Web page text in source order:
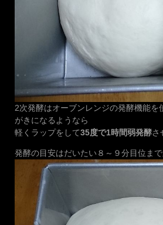
2次発酵はオーブンレンジの発酵機能を
がきになるようなら
軽くラップをして35度で1時間弱発酵さ
発酵の目安はだいたい８～９分目位まで